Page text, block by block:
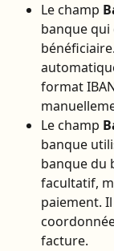
Le champ
banque
format
Le champ
banque
banque du
facultatif,
paiement.
facture.